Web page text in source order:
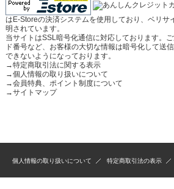
はE-Storeの決済システムを使用しており、ベリサ
明されています。
当サイトはSSL暗号化通信に対応しております。
ド番号など、お客様の大切な情報は暗号化して送
できないようになっております。
→特定商取引法に関する表示
→個人情報の取り扱いについて
→会員特典、ポイント制度について
→サイトマップ
個人情報の取り扱いについて 特定商取引法の表示